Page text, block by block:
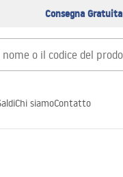
Consegna Gratuita
Chi siamoContatto